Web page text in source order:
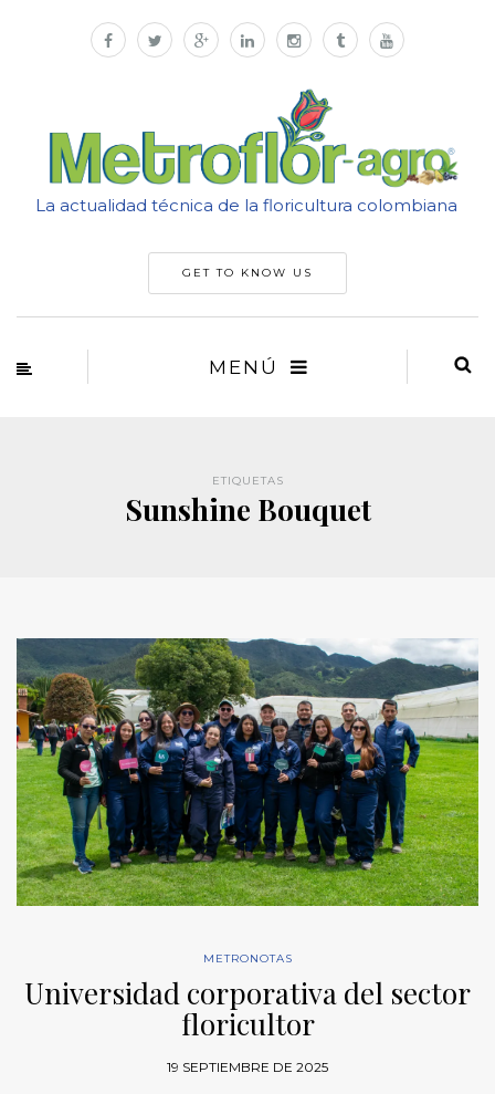
La actualidad técnica de la floricultura colombiana
GET TO KNOW US
MENÚ
ETIQUETAS
Sunshine Bouquet
METRONOTAS
Universidad corporativa del sector
floricultor
19 SEPTIEMBRE DE 2025